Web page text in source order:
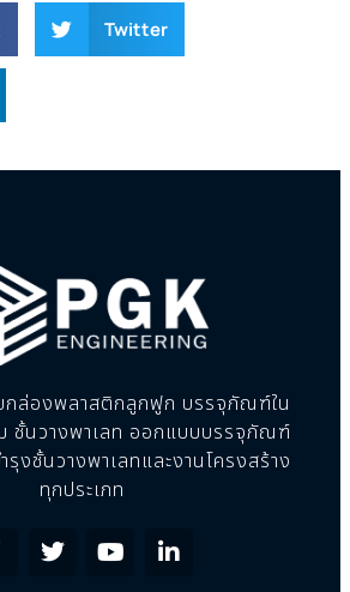
Twitter
กล่องพลาสติกลูกฟูก บรรจุภัณฑ์ใน
ชั้นวางพาเลท ออกแบบบรรจุภัณฑ์
รุงชั้นวางพาเลทและงานโครงสร้าง
ทุกประเภท